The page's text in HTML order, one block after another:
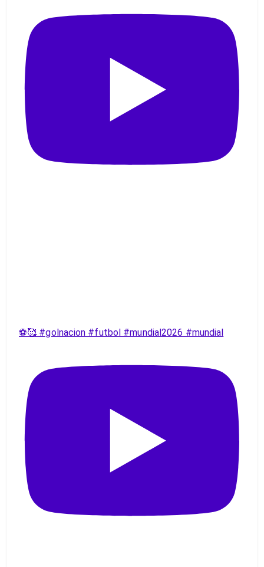
⚽️🥰 #golnacion #futbol #mundial2026 #mundial